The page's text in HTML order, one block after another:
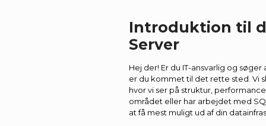
Introduktion til
Server
Hej der! Er du IT-ansvarlig og
er du kommet til det rette sted. Vi
hvor vi ser på struktur,
området eller har arbejdet med
at få mest muligt ud af din